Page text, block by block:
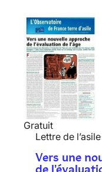
Gratuit
Lettre de
Vers une
de